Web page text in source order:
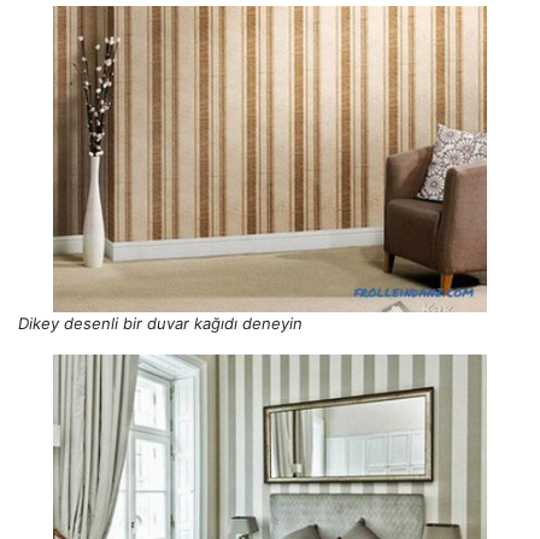
Dikey desenli bir duvar kağıdı deneyin